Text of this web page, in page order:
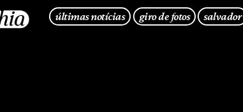
últimas notícias giro de fotos salvador